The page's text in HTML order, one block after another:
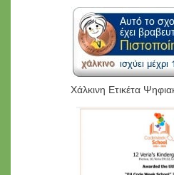
Χάλκινη Ετικέτα